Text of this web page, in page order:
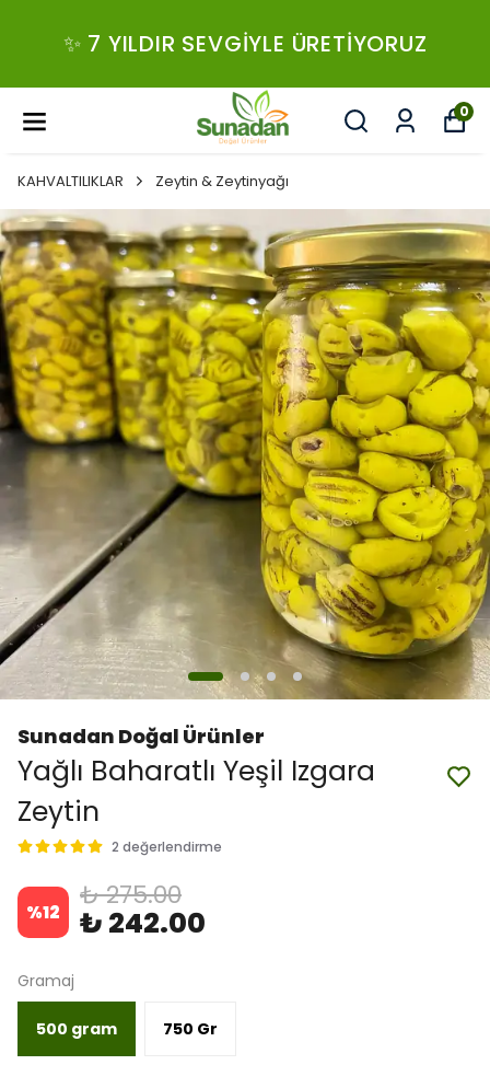
✨ 7 YILDIR SEVGIYLE ÜRETIYORUZ
0
KAHVALTILIKLAR Zeytin & Zeytinyağı
Sunadan Doğal Ürünler
Yağlı Baharatlı Yeşil Izgara
Zeytin
2 değerlendirme
%12 ₺ 275.00
₺ 242.00
Gramaj
500 gram 750 Gr